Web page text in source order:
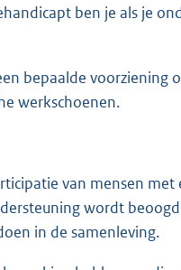
ben je als je
bepaalde voorziening
werkschoenen.
van mensen
wordt
in de samenleving.